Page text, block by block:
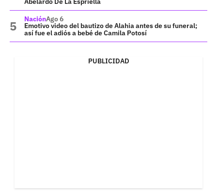
NaciónAgo 6
Emotivo video del bautizo de Alahia antes de su funeral;
así fue el adiós a bebé de Camila Potosí
PUBLICIDAD